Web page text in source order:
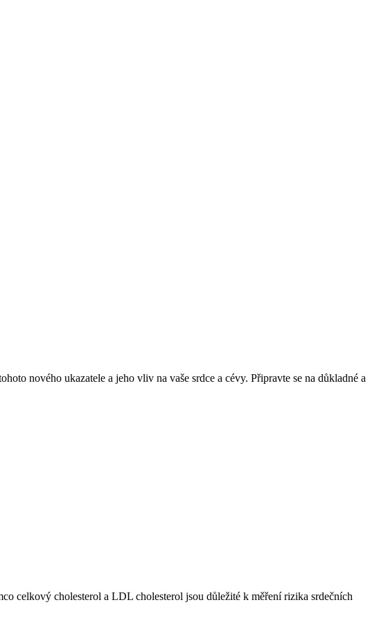
nového ukazatele a jeho vliv ⁢na vaše srdce a cévy. Připravte se na důkladné a⁢
celkový cholesterol a LDL cholesterol jsou důležité ⁤k měření ⁣rizika srdečních